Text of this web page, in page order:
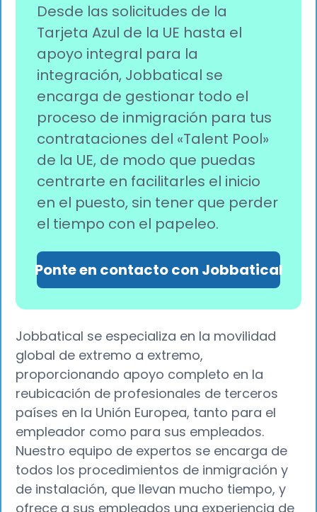
Desde las solicitudes de la
Tarjeta Azul de la UE hasta el
apoyo integral para la
integración, Jobbatical se
encarga de gestionar todo el
proceso de inmigración para tus
contrataciones del «Talent Pool»
de la UE, de modo que puedas
centrarte en facilitarles el inicio
en el puesto, sin tener que perder
el tiempo con el papeleo.
Ponte en contacto con Jobbatical
Jobbatical se especializa en la movilidad
global de extremo a extremo,
proporcionando apoyo completo en la
reubicación de profesionales de terceros
países en la Unión Europea, tanto para el
empleador como para sus empleados.
Nuestro equipo de expertos se encarga de
todos los procedimientos de inmigración y
de instalación, que llevan mucho tiempo, y
ofrece a sus empleados una experiencia de